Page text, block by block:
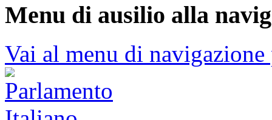
Menu di ausilio alla
Vai al menu di